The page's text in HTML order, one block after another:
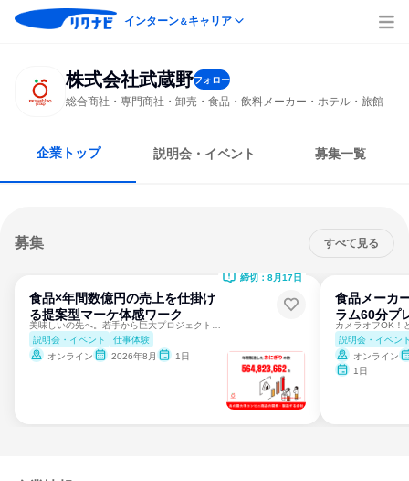
インターン＆キャリア
株式会社武蔵野フォロー
総合商社・専門商社・卸売・食品・飲料メーカー・ホテル・旅館
企業トップ 説明会・イベント 募集一覧
募集 すべて見る
食品×年間数億円の売上を仕掛け
る提案型マーケ体感ワーク
説明会・イベント
仕事体験
オンライン
2026年8月 1日
締切：8月17日
食品メーカ
ラム60分プ
説明会・イベン
オンライン
1日